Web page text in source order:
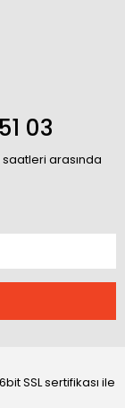
03
arasında
SSL sertifikası ile